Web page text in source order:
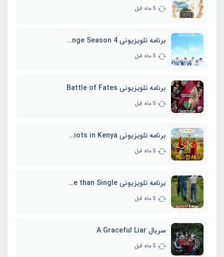
5 ماه قبل
برنامه تلویزیونی EXchange Season 4
5 ماه قبل
برنامه تلویزیونی Battle of Fates
5 ماه قبل
برنامه تلویزیونی Three Idiots in Kenya
5 ماه قبل
برنامه تلویزیونی Better Late than Single
5 ماه قبل
سریال A Graceful Liar
5 ماه قبل